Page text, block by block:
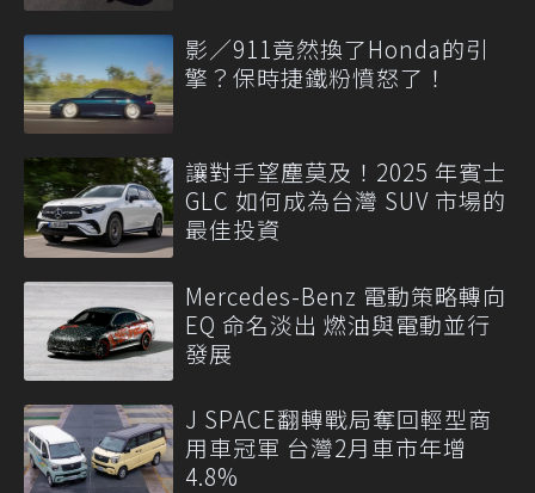
影／911竟然換了Honda的引
擎？保時捷鐵粉憤怒了！
讓對手望塵莫及！2025 年賓士
GLC 如何成為台灣 SUV 市場的
最佳投資
Mercedes-Benz 電動策略轉向
EQ 命名淡出 燃油與電動並行
發展
J SPACE翻轉戰局奪回輕型商
用車冠軍 台灣2月車市年增
4.8%